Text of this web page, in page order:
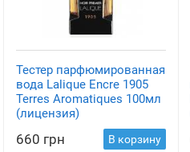
Тестер парфюмированная
вода Lalique Encre 1905
Terres Aromatiques 100мл
(лицензия)
660 грн В корзину